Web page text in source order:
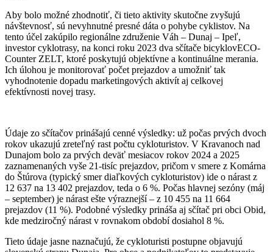
Aby bolo možné zhodnotiť, či tieto aktivity skutočne zvyšujú
návštevnosť, sú nevyhnutné presné dáta o pohybe cyklistov. Na
tento účel zakúpilo regionálne združenie Váh – Dunaj – Ipeľ,
investor cyklotrasy, na konci roku 2023 dva sčítače bicyklovECO-
Counter ZELT, ktoré poskytujú objektívne a kontinuálne merania.
Ich úlohou je monitorovať počet prejazdov a umožniť tak
vyhodnotenie dopadu marketingových aktivít aj celkovej
efektívnosti novej trasy.
Údaje zo sčítačov prinášajú cenné výsledky: už počas prvých dvoch
rokov ukazujú zreteľný rast počtu cykloturistov. V Kravanoch nad
Dunajom bolo za prvých deväť mesiacov rokov 2024 a 2025
zaznamenaných vyše 21-tisíc prejazdov, pričom v smere z Komárna
do Štúrova (typický smer diaľkových cykloturistov) ide o nárast z
12 637 na 13 402 prejazdov, teda o 6 %. Počas hlavnej sezóny (máj
– september) je nárast ešte výraznejší – z 10 455 na 11 664
prejazdov (11 %). Podobné výsledky prináša aj sčítač pri obci Obid,
kde medziročný nárast v rovnakom období dosiahol 8 %.
Tieto údaje jasne naznačujú, že cykloturisti postupne objavujú